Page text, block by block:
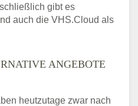
gibt es
auch die VHS.Cloud als
ANGEBOTE
heutzutage zwar nach